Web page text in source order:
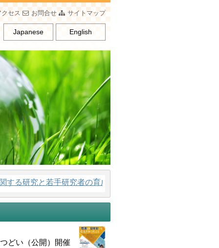
クセス お問合せ サイトマップ
English
Japanese
と若手研究者の育成、男女平等意識の普及を行うことを
どい（公開）開催